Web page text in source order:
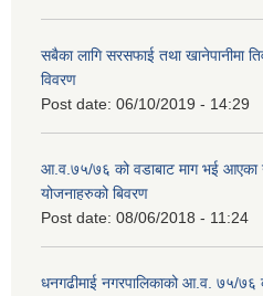
सबैका लागि सरसफाई तथा खानेपानीमा
विवरण
Post date: 06/10/2019 - 14:29
आ.व.७५/७६ को वडाबाट माग भई आएका
योजनाहरुको बिवरण
Post date: 08/06/2018 - 11:24
धनगढीमाई नगरपालिकाको आ.व. ७५/७६